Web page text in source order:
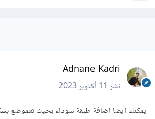
Adnane Kadri
نشر11 أكتوبر 2023
يمكنك أيضا اضافة طبقة سوداء بحيث تتموضع